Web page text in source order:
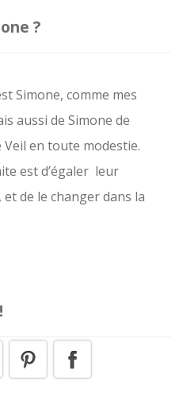
?
Simone, comme mes
aussi de Simone de
en toute modestie.
est d’égaler leur
de le changer dans la